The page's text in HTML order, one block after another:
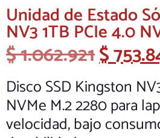
Unidad de Estado
NV3 1TB PCIe 4.0
$1.062.921$
Disco SSD Kingston
NVMe M.2 2280 para
velocidad, bajo